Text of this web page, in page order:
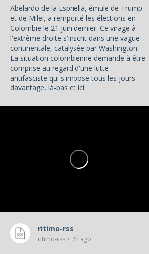
Abelardo de la Espriella, émule de Trump
et de Milei, a remporté les élections en
Colombie le 21 juin dernier. Ce virage à
l'extrême droite s'inscrit dans une vague
continentale, catalysée par Washington.
La situation colombienne demande à être
comprise au regard d'une lutte
antifasciste qui s'impose tous les jours
davantage, là-bas et ici.
...
ritimo-rss
ritimo-rss 2h ago